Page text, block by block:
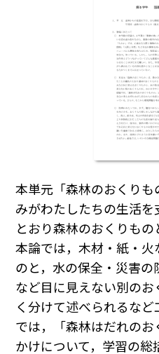
本単元「森林のおくり
みがわたしたちの生活
とおり森林のおくりもの
本論では，木材・紙・
のと，水の保全・災害
など目に見えない別の
く分けて述べられるな
では，「森林はだれの
かけについて，学習の